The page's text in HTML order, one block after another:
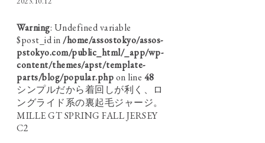
Warning: Undefined variable
$post_id in/home/assostokyo/assos-
pstokyo.com/public_html/_app/wp-
content/themes/apst/template-
parts/blog/popular.phpon line 48
シンプルだから着回しが利く、ロ
ングライド系の裏起毛ジャージ。
MILLE GT SPRING FALL JERSEY
C2